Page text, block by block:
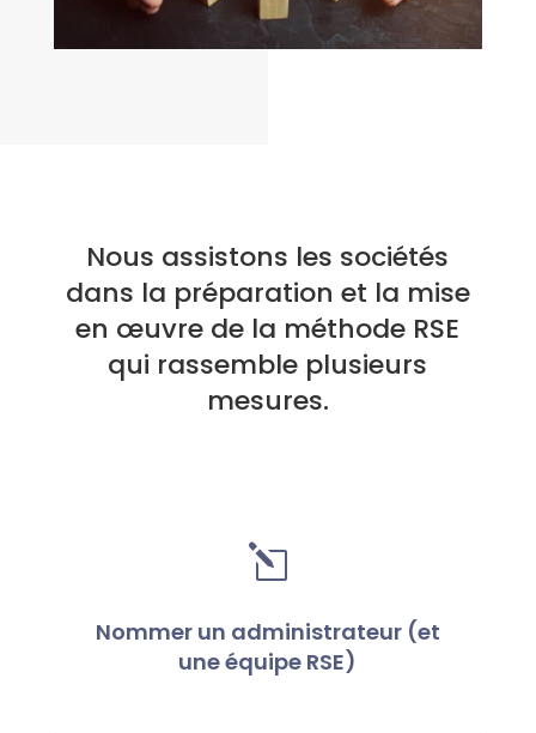
Nous assistons les sociétés
dans la préparation et la mise
en œuvre de la méthode RSE
qui rassemble plusieurs
mesures.
l
Nommer un administrateur (et
une équipe RSE)